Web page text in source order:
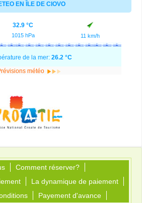
EN ÎLE DE CIOVO
32.9 °C
1015 hPa 11 km/h
de la mer: 26.2 °C
météo
Comment réserver?
La dynamique de paiement
Payement d'avance